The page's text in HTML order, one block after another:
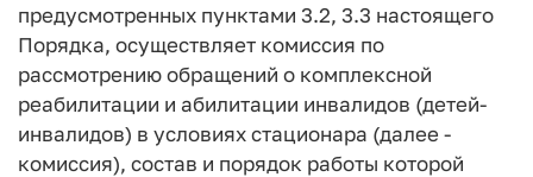
предусмотренных пунктами 3.2, 3.3 настоящего
Порядка, осуществляет комиссия по
рассмотрению обращений о комплексной
реабилитации и абилитации инвалидов (детей-
инвалидов) в условиях стационара (далее -
комиссия), состав и порядок работы которой